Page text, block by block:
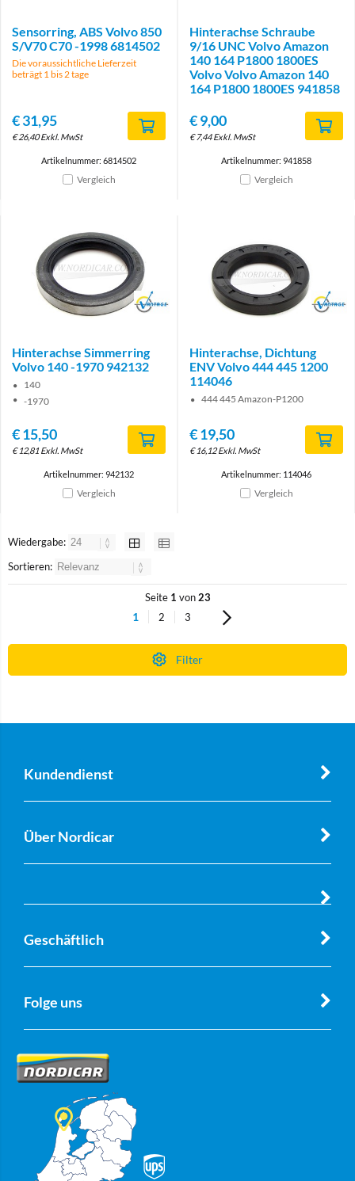
Sensorring, ABS Volvo 850
S/V70 C70 -1998 6814502
Die voraussichtliche Lieferzeit
beträgt 1 bis 2 tage
€31,95
€26,40 Exkl. MwSt
Artikelnummer: 6814502
Vergleich
Hinterachse Schraube
9/16 UNC Volvo Amazon
140 164 P1800 1800ES
Volvo Volvo Amazon 140
164 P1800 1800ES 941858
€9,00
€7,44 Exkl. MwSt
Artikelnummer: 941858
Vergleich
Brand
Hinterachse Simmerring
Volvo 140 -1970 942132
140
-1970
€15,50
€12,81 Exkl. MwSt
Artikelnummer: 942132
Vergleich
Brand
Hinterachse, Dichtung
ENV Volvo 444 445 1200
114046
444 445 Amazon-P1200
€19,50
€16,12 Exkl. MwSt
Artikelnummer: 114046
Vergleich
Wiedergabe:
Sortieren:
Seite 1 von23
1 2 3
Filter
Kundendienst
Über Nordicar
Geschäftlich
Folge uns